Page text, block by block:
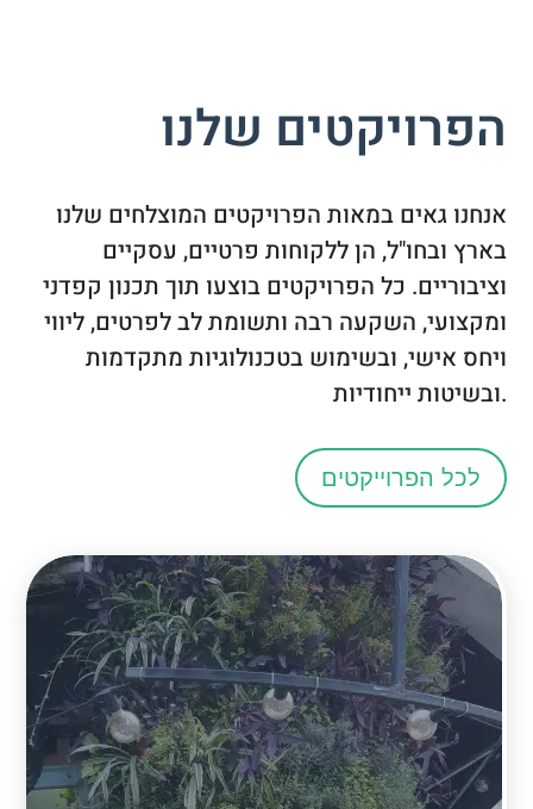
הפרויקטים שלנו
אנחנו גאים במאות הפרויקטים המוצלחים שלנו
בארץ ובחו"ל, הן ללקוחות פרטיים, עסקיים
וציבוריים. כל הפרויקטים בוצעו תוך תכנון קפדני
ומקצועי, השקעה רבה ותשומת לב לפרטים, ליווי
ויחס אישי, ובשימוש בטכנולוגיות מתקדמות
ובשיטות ייחודיות.
לכל הפרוייקטים